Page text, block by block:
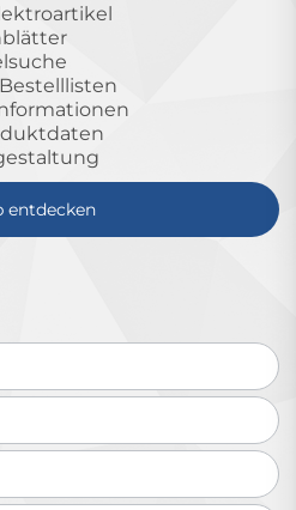
entdecken